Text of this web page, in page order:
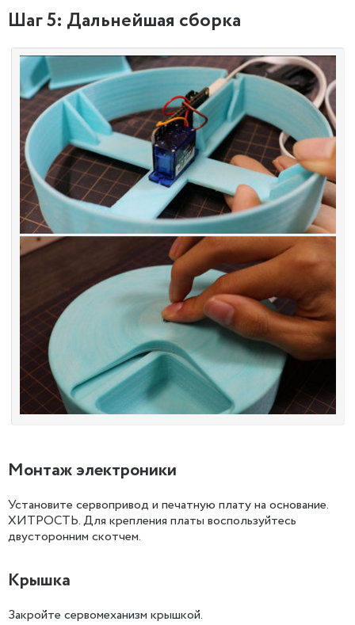
Шаг 5: Дальнейшая сборка
Монтаж электроники
Установите сервопривод и печатную плату на основание.
ХИТРОСТЬ. Для крепления платы воспользуйтесь
двусторонним скотчем.
Крышка
Закройте сервомеханизм крышкой.